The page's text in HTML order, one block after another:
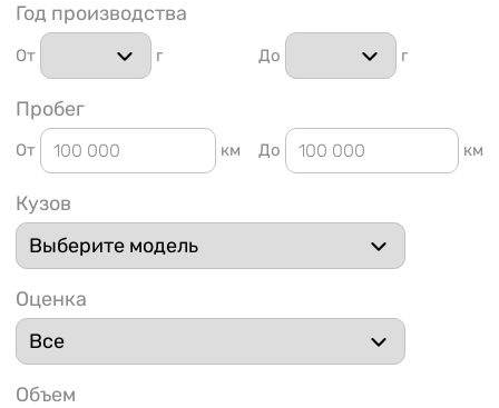
91
Год производства
От г До г
Пробег
От км До км
Кузов
Оценка
Объем